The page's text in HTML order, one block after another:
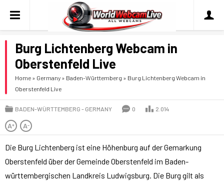
Burg Lichtenberg Webcam in
Oberstenfeld Live
Home » Germany » Baden-Württemberg » Burg Lichtenberg Webcam in
Oberstenfeld Live
BADEN-WÜRTTEMBERG GERMANY 0 2.014
A+ A-
Die Burg Lichtenberg ist eine Höhenburg auf der Gemarkung
Oberstenfeld über der Gemeinde Oberstenfeld im Baden-
württembergischen Landkreis Ludwigsburg. Die Burg gilt als